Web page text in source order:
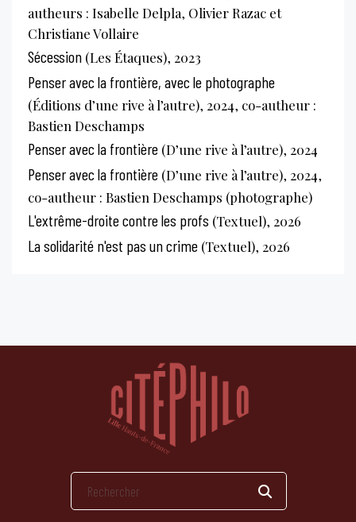
autheurs : Isabelle Delpla, Olivier Razac et
Christiane Vollaire
Sécession (Les Étaques), 2023
Penser avec la frontière, avec le photographe
(Éditions d’une rive à l’autre), 2024, co-autheur :
Bastien Deschamps
Penser avec la frontière (D’une rive à l’autre), 2024
Penser avec la frontière (D’une rive à l’autre), 2024,
co-autheur : Bastien Deschamps (photographe)
L'extrême-droite contre les profs (Textuel), 2026
La solidarité n'est pas un crime (Textuel), 2026